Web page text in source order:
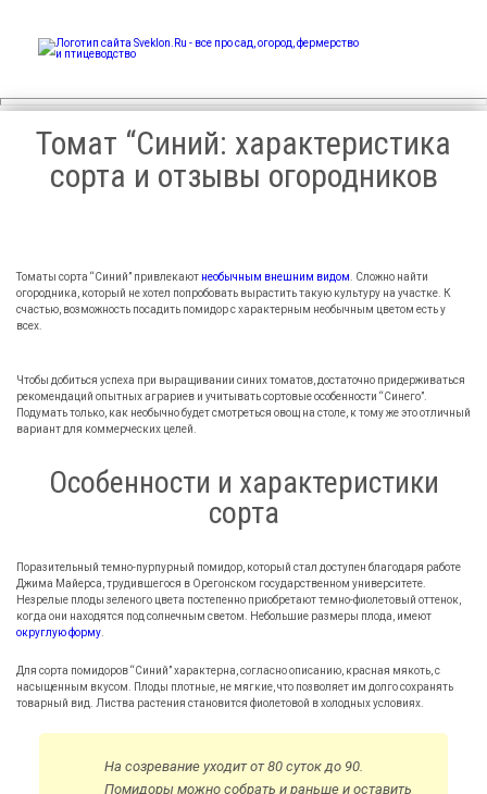
огород, фермерство и
птицеводство
Томат “Синий: характеристика
сорта и отзывы огородников
Томаты сорта “Синий” привлекают необычным внешним видом . Сложно найти
огородника, который не хотел попробовать вырастить такую культуру на участке. К
счастью, возможность посадить помидор с характерным необычным цветом есть у
всех.
Чтобы добиться успеха при выращивании синих томатов, достаточно придерживаться
рекомендаций опытных аграриев и учитывать сортовые особенности “Синего”.
Подумать только, как необычно будет смотреться овощ на столе, к тому же это отличный
вариант для коммерческих целей.
Особенности и характеристики
сорта
Поразительный темно-пурпурный помидор, который стал доступен благодаря работе
Джима Майерса, трудившегося в Орегонском государственном университете.
Незрелые плоды зеленого цвета постепенно приобретают темно-фиолетовый оттенок,
когда они находятся под солнечным светом. Небольшие размеры плода, имеют
округлую форму
Для сорта помидоров “Синий” характерна, согласно описанию, красная мякоть, с
насыщенным вкусом. Плоды плотные, не мягкие, что позволяет им долго сохранять
товарный вид. Листва растения становится фиолетовой в холодных условиях.
На созревание уходит от 80 суток до 90.
Помидоры можно собрать и раньше и оставить